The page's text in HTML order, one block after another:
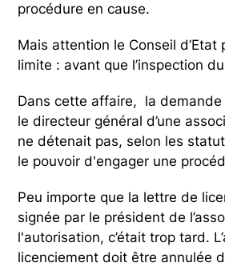
procédure en cause.
Mais attention le Conseil d’Etat
limite : avant que l’inspection
Dans cette affaire, la
le directeur général d’une
ne détenait pas, selon les
le pouvoir d'engager une
Peu importe que la lettre de
signée par le président de
l'autorisation, c’était trop tard.
licenciement doit être annulée